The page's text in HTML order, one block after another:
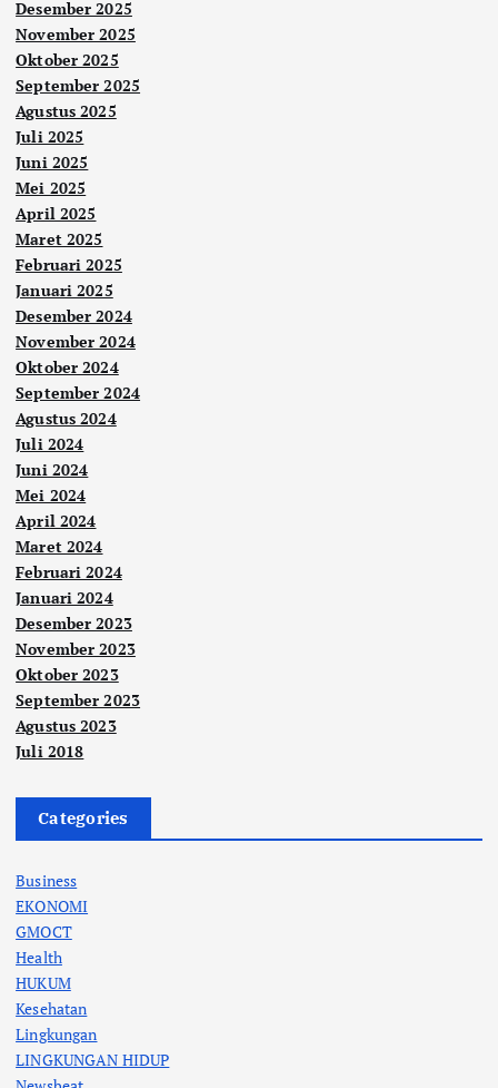
Desember 2025
November 2025
Oktober 2025
September 2025
Agustus 2025
Juli 2025
Juni 2025
Mei 2025
April 2025
Maret 2025
Februari 2025
Januari 2025
Desember 2024
November 2024
Oktober 2024
September 2024
Agustus 2024
Juli 2024
Juni 2024
Mei 2024
April 2024
Maret 2024
Februari 2024
Januari 2024
Desember 2023
November 2023
Oktober 2023
September 2023
Agustus 2023
Juli 2018
Categories
Business
EKONOMI
GMOCT
Health
HUKUM
Kesehatan
Lingkungan
LINGKUNGAN HIDUP